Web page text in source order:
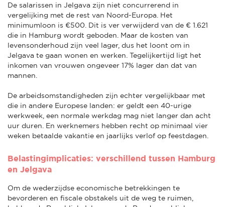
De salarissen in Jelgava zijn niet concurrerend in
vergelijking met de rest van Noord-Europa. Het
minimumloon is €500. Dit is ver verwijderd van de € 1.621
die in Hamburg wordt geboden. Maar de kosten van
levensonderhoud zijn veel lager, dus het loont om in
Jelgava te gaan wonen en werken. Tegelijkertijd ligt het
inkomen van vrouwen ongeveer 17% lager dan dat van
mannen.
De arbeidsomstandigheden zijn echter vergelijkbaar met
die in andere Europese landen: er geldt een 40-urige
werkweek, een normale werkdag mag niet langer dan acht
uur duren. En werknemers hebben recht op minimaal vier
weken betaalde vakantie en jaarlijks verlof op feestdagen.
Belastingimplicaties: verschillend tussen Hamburg
en Jelgava
Om de wederzijdse economische betrekkingen te
bevorderen en fiscale obstakels uit de weg te ruimen,